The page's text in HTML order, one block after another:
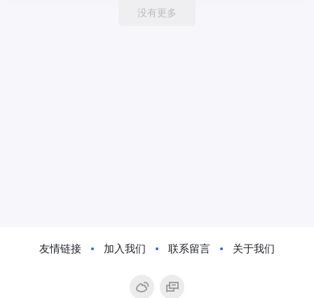
没有更多
友情链接 加入我们 联系留言 关于我们